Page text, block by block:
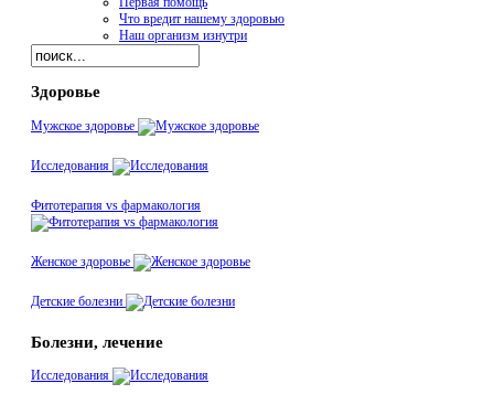
Что вредит нашему здоровью
Наш организм изнутри
Здоровье
Мужское здоровье
Исследования
Фитотерапия vs фармакология
Женское здоровье
Детские болезни
Болезни, лечение
Исследования